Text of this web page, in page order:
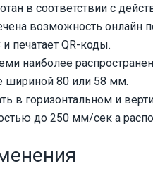
в соответствии с
возможность
печатает QR-коды.
наиболее
шириной 80 или 58 мм.
в горизонтальном и
до 250 мм/сек а